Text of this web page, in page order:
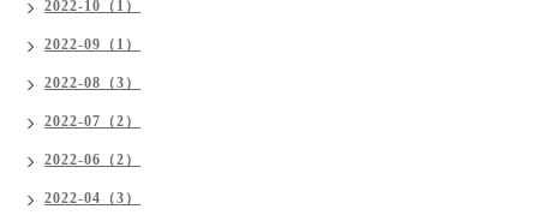
2022-10（1）
2022-09（1）
2022-08（3）
2022-07（2）
2022-06（2）
2022-04（3）